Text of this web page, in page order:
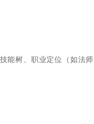
能树、职业定位（如法